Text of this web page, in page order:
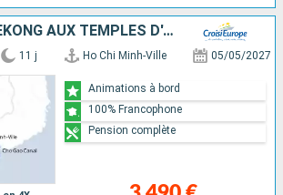
DU DELTA DU MÉKONG AUX TEMPLES D'ANGKOR (FORMULE PORT/PORT)
11 j Ho Chi Minh-Ville 05/05/2027
Animations à bord
100% Francophone
Pension complète